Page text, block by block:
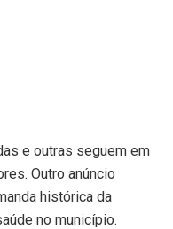
e outras seguem em
Outro anúncio
histórica da
no município.